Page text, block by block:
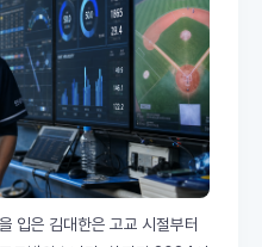
입은 김대한은 고교 시절부터